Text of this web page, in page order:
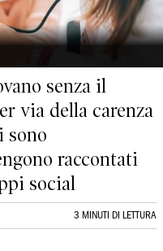
senza il
via della carenza
sono
raccontati
social
3 MINUTI DI LETTURA